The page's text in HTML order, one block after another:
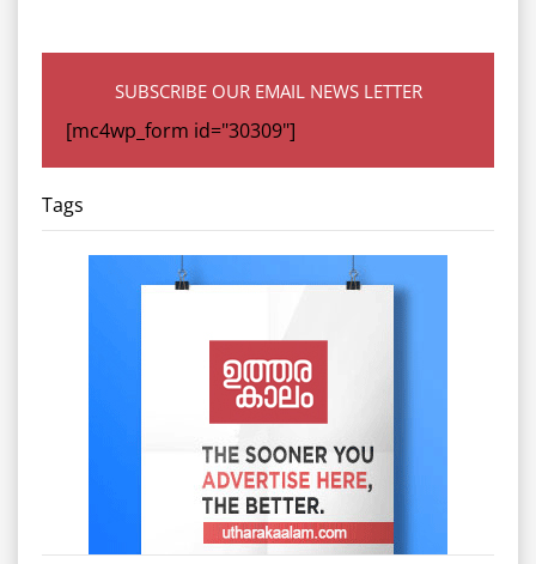
SUBSCRIBE OUR EMAIL NEWS LETTER
[mc4wp_form id="30309"]
Tags